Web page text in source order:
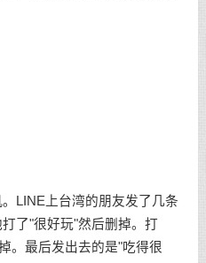
上台湾的朋友发了几条
了"很好玩"然后删掉。打
。最后发出去的是"吃得很